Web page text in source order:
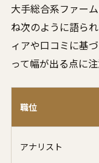
大手総合系ファー
ね次のように語ら
ィアや口コミに基
って幅が出る点に
職位
アナリスト